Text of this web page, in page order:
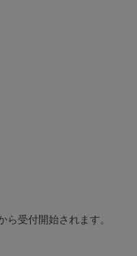
ら受付開始されます。